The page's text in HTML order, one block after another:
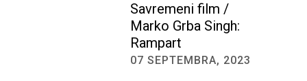
Savremeni film /
Marko Grba Singh:
Rampart
07 SEPTEMBRA, 2023